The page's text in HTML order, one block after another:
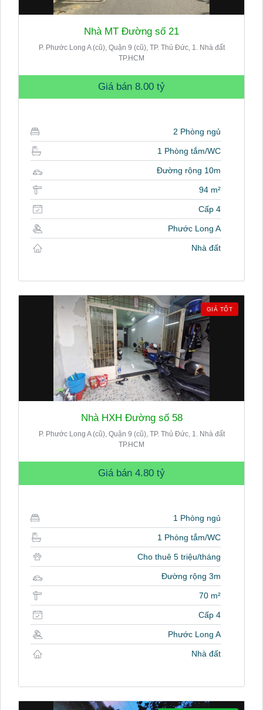
Nhà MT Đường số 21
P. Phước Long A (cũ), Quận 9 (cũ), TP. Thủ Đức, 1. Nhà đất
TP.HCM
Giá bán 8.00 tỷ
2 Phòng ngủ
1 Phòng tắm/WC
Đường rộng 10m
94 m²
Cấp 4
Phước Long A
Nhà đất
GIÁ TỐT
Nhà HXH Đường số 58
P. Phước Long A (cũ), Quận 9 (cũ), TP. Thủ Đức, 1. Nhà đất
TP.HCM
Giá bán 4.80 tỷ
1 Phòng ngủ
1 Phòng tắm/WC
Cho thuê 5 triệu/tháng
Đường rộng 3m
70 m²
Cấp 4
Phước Long A
Nhà đất